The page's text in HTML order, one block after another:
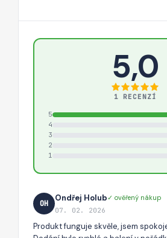
5,0
1 RECENZÍ
5
4
3
2
1
OH
Ondřej Holub✓ ověřený nákup
07. 02. 2026
Produkt funguje skvěle, jsem